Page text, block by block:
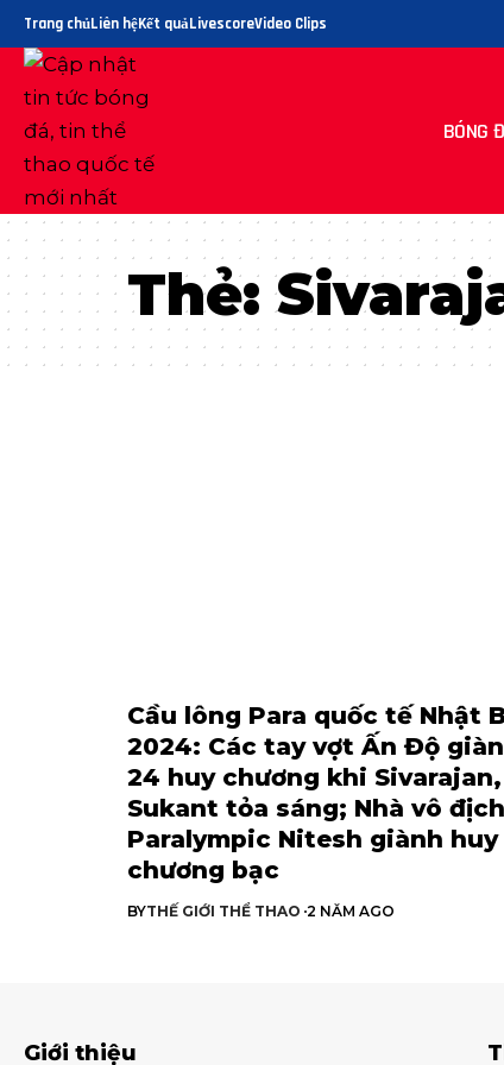
Trang chủLiên hệKết quảLivescoreVideo Clips
BÓNG
Thẻ:
Cầu lông Para quốc tế Nhật
2024: Các tay vợt Ấn Độ
24 huy chương khi Sivarajan,
Sukant tỏa sáng; Nhà vô địch
Paralympic Nitesh giành huy
chương bạc
BYTHẾ GIỚI THỂ THAO 2 NĂM AGO
Giới thiệu